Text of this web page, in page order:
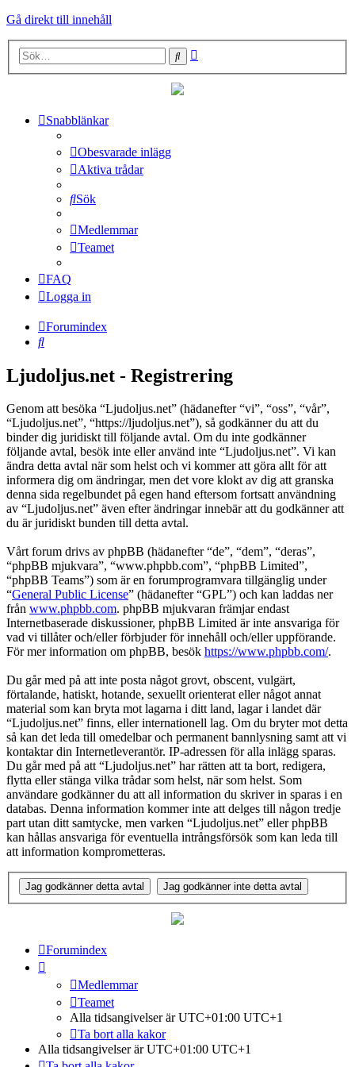
Gå direkt till innehåll
Sök
Snabblänkar
Obesvarade inlägg
Aktiva trådar
Sök
Medlemmar
Teamet
FAQ
Logga in
Forumindex
Sök
Ljudoljus.net - Registrering
Genom att besöka “Ljudoljus.net” (hädanefter “vi”, “oss”, “vår”,
“Ljudoljus.net”, “https://ljudoljus.net”), så godkänner du att du
binder dig juridiskt till följande avtal. Om du inte godkänner
följande avtal, besök inte eller använd inte “Ljudoljus.net”. Vi kan
ändra detta avtal när som helst och vi kommer att göra allt för att
informera dig om ändringar, men det vore klokt av dig att granska
denna sida regelbundet på egen hand eftersom fortsatt användning
av “Ljudoljus.net” även efter ändringar innebär att du godkänner att
du är juridiskt bunden till detta avtal.
Vårt forum drivs av phpBB (hädanefter “de”, “dem”, “deras”,
“phpBB mjukvara”, “www.phpbb.com”, “phpBB Limited”,
“phpBB Teams”) som är en forumprogramvara tillgänglig under
“General Public License” (hädanefter “GPL”) och kan laddas ner
från www.phpbb.com. phpBB mjukvaran främjar endast
Internetbaserade diskussioner, phpBB Limited är inte ansvariga för
vad vi tillåter och/eller förbjuder för innehåll och/eller uppförande.
För mer information om phpBB, besök https://www.phpbb.com/.
Du går med på att inte posta något grovt, obscent, vulgärt,
förtalande, hatiskt, hotande, sexuellt orienterat eller något annat
material som kan bryta mot lagarna i ditt land, lagar i landet där
“Ljudoljus.net” finns, eller internationell lag. Om du bryter mot detta
så kan det leda till omedelbar och permanent bannlysning samt att vi
kontaktar din Internetleverantör. IP-adressen för alla inlägg sparas.
Du går med på att “Ljudoljus.net” har rätten att ta bort, redigera,
flytta eller stänga vilka trådar som helst, när som helst. Som
användare godkänner du att all information du skriver in sparas i en
databas. Denna information kommer inte att delges till någon tredje
part utan ditt samtycke, men varken “Ljudoljus.net” eller phpBB
kan hållas ansvariga för eventuella intrångsförsök som kan leda till
att information komprometteras.
Forumindex
Medlemmar
Teamet
Alla tidsangivelser är UTC+01:00 UTC+1
Ta bort alla kakor
Alla tidsangivelser är UTC+01:00 UTC+1